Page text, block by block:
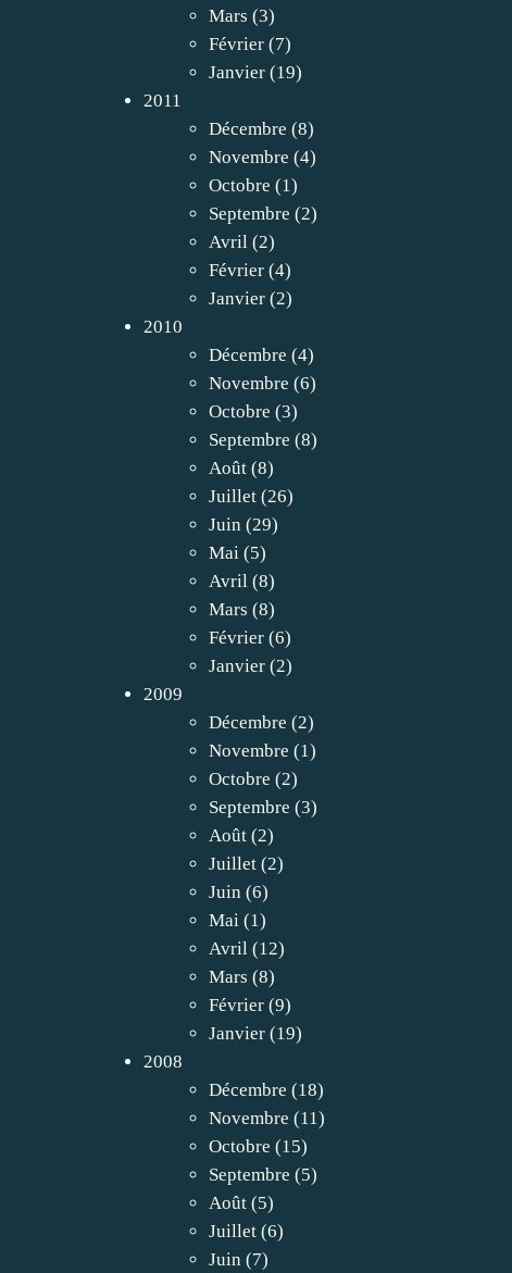
Mars (3)
Février (7)
Janvier (19)
2011
Décembre (8)
Novembre (4)
Octobre (1)
Septembre (2)
Avril (2)
Février (4)
Janvier (2)
2010
Décembre (4)
Novembre (6)
Octobre (3)
Septembre (8)
Août (8)
Juillet (26)
Juin (29)
Mai (5)
Avril (8)
Mars (8)
Février (6)
Janvier (2)
2009
Décembre (2)
Novembre (1)
Octobre (2)
Septembre (3)
Août (2)
Juillet (2)
Juin (6)
Mai (1)
Avril (12)
Mars (8)
Février (9)
Janvier (19)
2008
Décembre (18)
Novembre (11)
Octobre (15)
Septembre (5)
Août (5)
Juillet (6)
Juin (7)